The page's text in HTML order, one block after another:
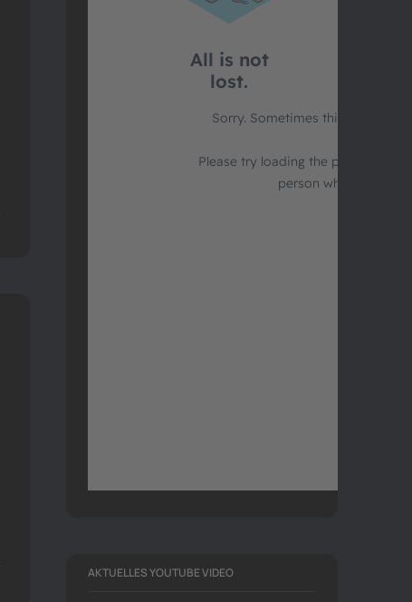
AKTUELLES YOUTUBE VIDEO